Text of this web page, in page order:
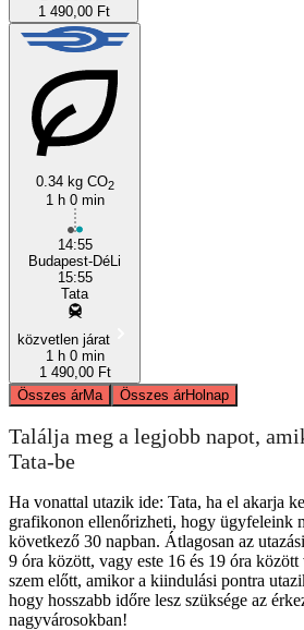
1 490,00 Ft
0.34 kg CO2
1 h 0 min
14:55
Budapest-DéLi
15:55
Tata
közvetlen járat
1 h 0 min
1 490,00 Ft
Összes árMa Összes árHolnap
Találja meg a legjobb napot,
Tata-be
Ha vonattal utazik ide: Tata, ha el akarja
grafikonon ellenőrizheti, hogy ügyfeleink
következő 30 napban. Átlagosan az
9 óra között, vagy este 16 és 19 óra
szem előtt, amikor a kiindulási pontra
hogy hosszabb időre lesz szüksége az
nagyvárosokban!